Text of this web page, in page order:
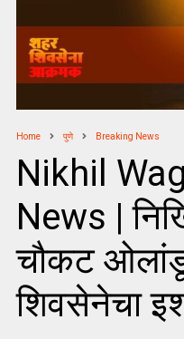
Home पुणे Breaking News
Nikhil
News |
चौकट
शिवसेनेचा